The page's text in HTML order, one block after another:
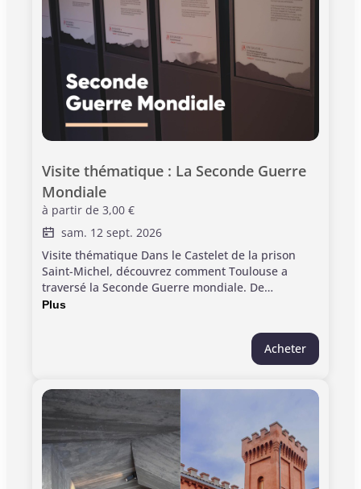
Visite thématique : La Seconde Guerre
Mondiale
à partir de 3,00 €
sam. 12 sept. 2026
Visite thématique Dans le Castelet de la prison
Saint-Michel, découvrez comment Toulouse a
traversé la Seconde Guerre mondiale. De
l'oppression du régime de Vichy à l’occupation
des résistants, les actes de solidarité et
témoignages et archives interactives, ce parcours
des résistances. Une immersion forte en mémoire
d’un passé qui nous oblige. Informations
pratiques: > Durée: 1h00 > Jauge limitée à 20
participants > À partir de 12 ans > Ponctualité
requise. Les visites commencent à l'heure. > Ce
billet inclut l'entrée au monument
Plus
Acheter